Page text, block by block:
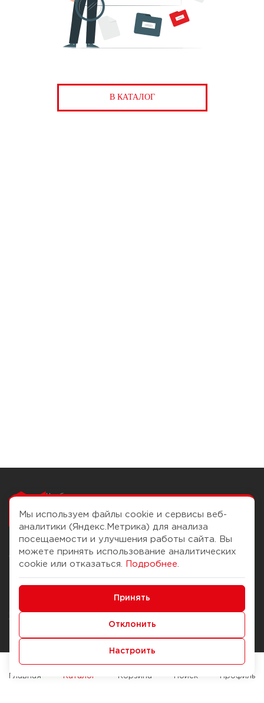
В КАТАЛОГ
Чтобы вам легко
О компании
История Компании
Журнал
Наши марки
Брендирование
Помощь
Доставка и оплата
Способы оплаты
Служба контроля качества
Мы используем файлы cookie и сервисы веб-
аналитики (Яндекс.Метрика) для анализа
посещаемости и улучшения работы сайта. Вы
можете принять использование аналитических
cookie или отказаться.
Подробнее
Принять
Отклонить
Настроить
Главная Каталог Корзина Поиск Профиль